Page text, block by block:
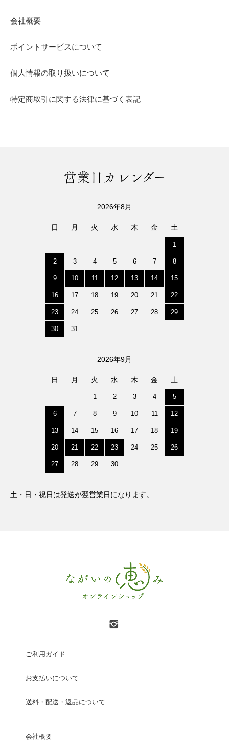
会社概要
ポイントサービスについて
個人情報の取り扱いについて
特定商取引に関する法律に基づく表記
営業日カレンダー
2026年8月
日 月 火 水 木 金 土
1
2 3 4 5 6 7 8
9 10 11 12 13 14 15
16 17 18 19 20 21 22
23 24 25 26 27 28 29
30 31
2026年9月
日 月 火 水 木 金 土
1 2 3 4 5
6 7 8 9 10 11 12
13 14 15 16 17 18 19
20 21 22 23 24 25 26
27 28 29 30
土・日・祝日は発送が翌営業日になります。
ご利用ガイド
お支払いについて
送料・配送・返品について
会社概要